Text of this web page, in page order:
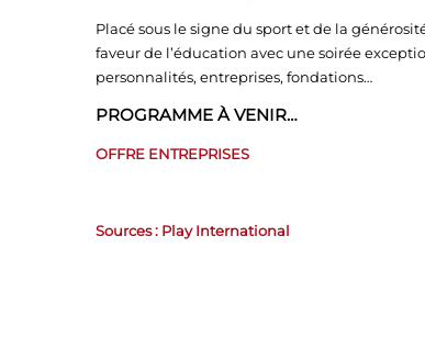
Placé sous le signe du sport et de la
faveur de l’éducation avec une soirée
personnalités, entreprises, fondations…
PROGRAMME À VENIR…
OFFRE ENTREPRISES
Sources : Play International